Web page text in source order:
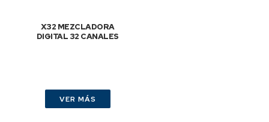
X32 MEZCLADORA
DIGITAL 32 CANALES
VER MÁS